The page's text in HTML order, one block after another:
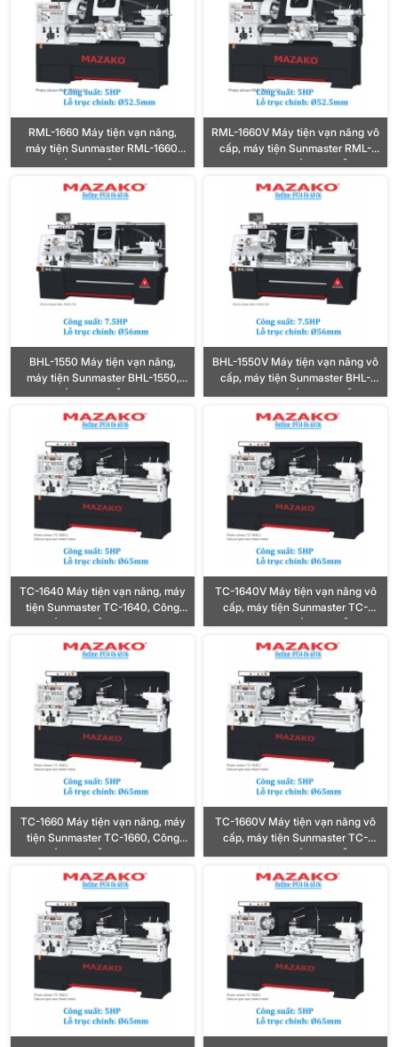
RML-1660 Máy tiện vạn năng,
máy tiện Sunmaster RML-1660,
Công suất 5HP, Lỗ trục Ø52.5mm
RML-1660V Máy tiện vạn năng vô
cấp, máy tiện Sunmaster RML-
1660V, Công suất 5HP, Lỗ trục
Ø52.5mm
BHL-1550 Máy tiện vạn năng,
máy tiện Sunmaster BHL-1550,
Công suất 7.5HP, Lỗ trục Ø56mm
BHL-1550V Máy tiện vạn năng vô
cấp, máy tiện Sunmaster BHL-
1550V, Công suất 7.5HP, Lỗ trục
Ø56mm
TC-1640 Máy tiện vạn năng, máy
tiện Sunmaster TC-1640, Công
suất 5HP, Lỗ trục Ø65mm
TC-1640V Máy tiện vạn năng vô
cấp, máy tiện Sunmaster TC-
1640V, Công suất 5HP, Lỗ trục
Ø65mm
TC-1660 Máy tiện vạn năng, máy
tiện Sunmaster TC-1660, Công
suất 5HP, Lỗ trục Ø65mm
TC-1660V Máy tiện vạn năng vô
cấp, máy tiện Sunmaster TC-
1660V, Công suất 5HP, Lỗ trục